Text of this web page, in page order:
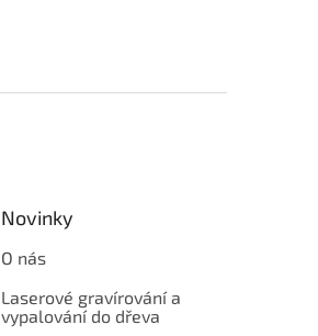
Novinky
O nás
Laserové gravírování a
vypalování do dřeva